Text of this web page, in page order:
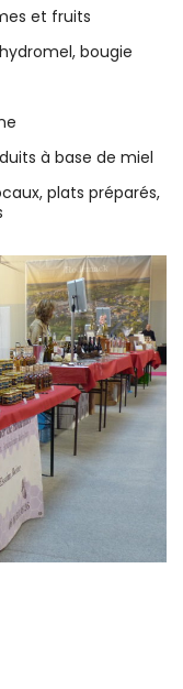
et fruits
bougie
à base de miel
plats préparés,